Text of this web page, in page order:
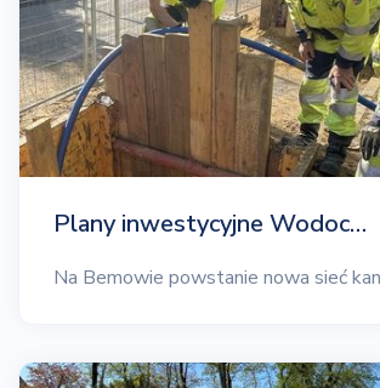
Plany inwestycyjne Wodoc…
Na Bemowie powstanie nowa sieć